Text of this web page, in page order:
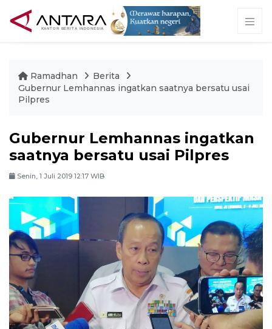
Ramadhan
Berita
Gubernur Lemhannas ingatkan saatnya bersatu usai
Pilpres
Gubernur Lemhannas ingatkan
saatnya bersatu usai Pilpres
Senin, 1 Juli 2019 12:17 WIB